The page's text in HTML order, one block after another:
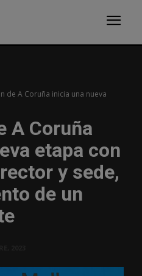
de A Coruña inicia una nueva
A Coruña
etapa con
y sede,
de un